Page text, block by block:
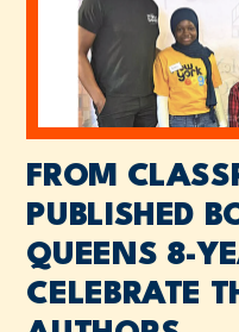
FROM
PUBLISHED
QUEENS 8-
CELEBRATE